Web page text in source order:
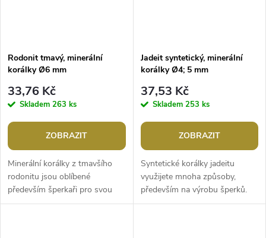
Rodonit tmavý, minerální
korálky Ø6 mm
33,76 Kč
Skladem 263 ks
ZOBRAZIT
Minerální korálky z tmavšího
rodonitu jsou oblíbené
především šperkaři pro svou
zajímavou kresbu a barvy. Svou
Jadeit syntetický, minerální
korálky Ø4; 5 mm
37,53 Kč
Skladem 253 ks
ZOBRAZIT
Syntetické korálky jadeitu
využijete mnoha způsoby,
především na výrobu šperků.
Mají nádhernou barvu a jemné